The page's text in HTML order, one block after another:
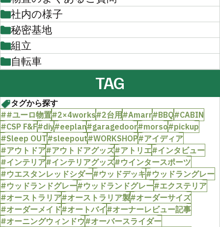
社内の様子
秘密基地
組立
自転車
TAG
タグから探す
##ユーロ物置#2×4works#2台用#Amarr#BBQ#CABIN
#CSP F&F#diy#eeplan#garagedoor#morso#pickup
#Sleep OUT#sleepout#WORKSHOP#アイディア
#アウトドア#アウトドアグッズ#アトリエ#インタビュー
#インテリア#インテリアグッズ#ウインタースポーツ
#ウエスタンレッドシダー#ウッドデッキ#ウッドラングレー
#ウッドランドグレー#ウッドランドグレー#エクステリア
#オーストラリア#オーストラリア製#オーダーサイズ
#オーダーメイド#オートバイ#オーナーレビュー記事
#オーニングウィンドウ#オーバースライダー